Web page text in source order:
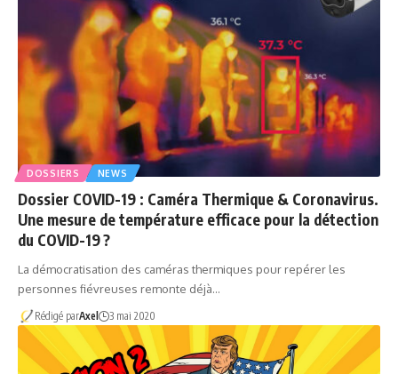
DOSSIERS NEWS
Dossier COVID-19 : Caméra Thermique & Coronavirus.
Une mesure de température efficace pour la détection
du COVID-19 ?
La démocratisation des caméras thermiques pour repérer les
personnes fiévreuses remonte déjà…
Rédigé parAxel 3 mai 2020